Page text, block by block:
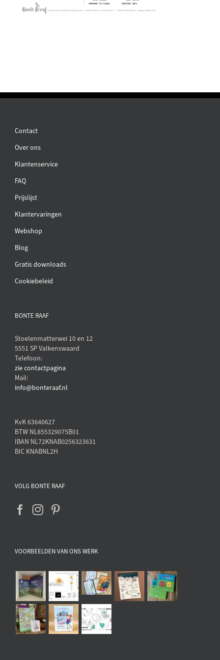
Contact
Over ons
Klantenservice
FAQ
Prijslijst
Klantervaringen
Webshop
Blog
Gratis downloads
Cookiebeleid
BONTE RAAF
Stoelenmatterwei 10 en 12
5551 SP Valkenswaard
Telefoon:
zie contactpagina
Mail:
info@bonteraaf.nl
KvK 63640627
BTW NL855329075B01
IBAN NL72KNAB0256323631
BIC KNABNL2H
VOLG BONTE RAAF
VOORBEELDEN VAN ONS WERK